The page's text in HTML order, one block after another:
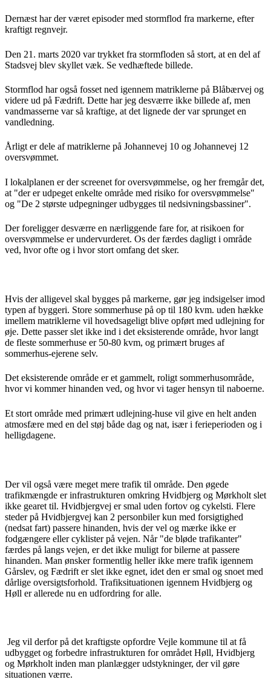
Dernæst har der været episoder med stormflod fra markerne, efter
kraftigt regnvejr.
Den 21. marts 2020 var trykket fra stormfloden så stort, at en del af
Stadsvej blev skyllet væk. Se vedhæftede billede.
Stormflod har også fosset ned igennem matriklerne på Blåbærvej og
videre ud på Fædrift. Dette har jeg desværre ikke billede af, men
vandmasserne var så kraftige, at det lignede der var sprunget en
vandledning.
Årligt er dele af matriklerne på Johannevej 10 og Johannevej 12
oversvømmet.
I lokalplanen er der screenet for oversvømmelse, og her fremgår det,
at "der er udpeget enkelte område med risiko for oversvømmelse"
og "De 2 største udpegninger udbygges til nedsivningsbassiner".
Der foreligger desværre en nærliggende fare for, at risikoen for
oversvømmelse er undervurderet. Os der færdes dagligt i område
ved, hvor ofte og i hvor stort omfang det sker.
Hvis der alligevel skal bygges på markerne, gør jeg indsigelser imod
typen af byggeri. Store sommerhuse på op til 180 kvm. uden hække
imellem matriklerne vil hovedsageligt blive opført med udlejning for
øje. Dette passer slet ikke ind i det eksisterende område, hvor langt
de fleste sommerhuse er 50-80 kvm, og primært bruges af
sommerhus-ejerene selv.
Det eksisterende område er et gammelt, roligt sommerhusområde,
hvor vi kommer hinanden ved, og hvor vi tager hensyn til naboerne.
Et stort område med primært udlejning-huse vil give en helt anden
atmosfære med en del støj både dag og nat, især i ferieperioden og i
helligdagene.
Der vil også være meget mere trafik til område. Den øgede
trafikmængde er infrastrukturen omkring Hvidbjerg og Mørkholt slet
ikke gearet til. Hvidbjergvej er smal uden fortov og cykelsti. Flere
steder på Hvidbjergvej kan 2 personbiler kun med forsigtighed
(nedsat fart) passere hinanden, hvis der vel og mærke ikke er
fodgængere eller cyklister på vejen. Når "de bløde trafikanter"
færdes på langs vejen, er det ikke muligt for bilerne at passere
hinanden. Man ønsker formentlig heller ikke mere trafik igennem
Gårslev, og Fædrift er slet ikke egnet, idet den er smal og snoet med
dårlige oversigtsforhold. Trafiksituationen igennem Hvidbjerg og
Høll er allerede nu en udfordring for alle.
Jeg vil derfor på det kraftigste opfordre Vejle kommune til at få
udbygget og forbedre infrastrukturen for området Høll, Hvidbjerg
og Mørkholt inden man planlægger udstykninger, der vil gøre
situationen værre.